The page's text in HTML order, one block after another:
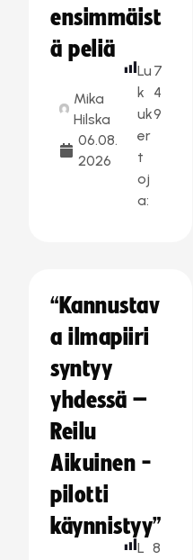
ensimmäist
ä peliä
Mika
Hilska
06.08.
2026
Lu
k
uk
er
t
oj
a:
7
4
9
“Kannustav
a ilmapiiri
syntyy
yhdessä –
Reilu
Aikuinen -
pilotti
käynnistyy”
L 8